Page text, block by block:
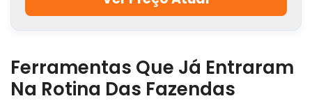
Ferramentas Que Já Entraram
Na Rotina Das Fazendas